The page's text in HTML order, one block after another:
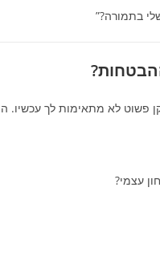
בתמורה?”
פשוט לא מתאימות לך עכשיו.
עצמי?